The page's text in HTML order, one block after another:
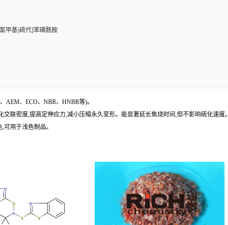
甲基)硫代]苯磺酰胺
、ECO、NBR、HNBR等)。
联密度,提高定伸应力,减小压缩永久变形。能显著延长焦烧时间,但不影响硫化速度。
用于浅色制品。